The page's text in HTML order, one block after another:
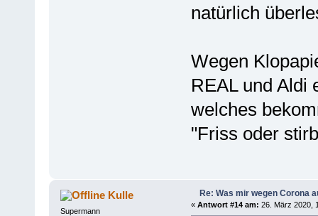
natürlich
Wegen
REAL und Aldi
welches
"Friss oder
Kulle
Supermann
Re: Was mir wegen Corona
« Antwort #14 am: 26. März 2020,